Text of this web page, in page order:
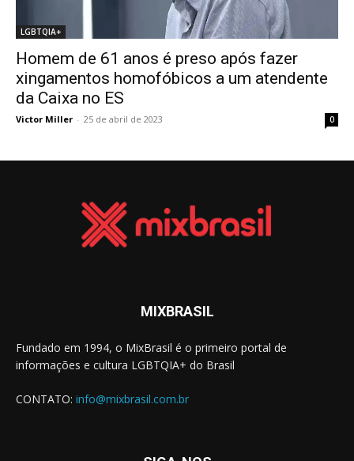
LGBTQIA+
Homem de 61 anos é preso após fazer
xingamentos homofóbicos a um atendente
da Caixa no ES
Victor Miller - 25 de abril de 2023 0
MIXBRASIL
Fundado em 1994, o MixBrasil é o primeiro portal de
informações e cultura LGBTQIA+ do Brasil
CONTATO: info@mixbrasil.com.br